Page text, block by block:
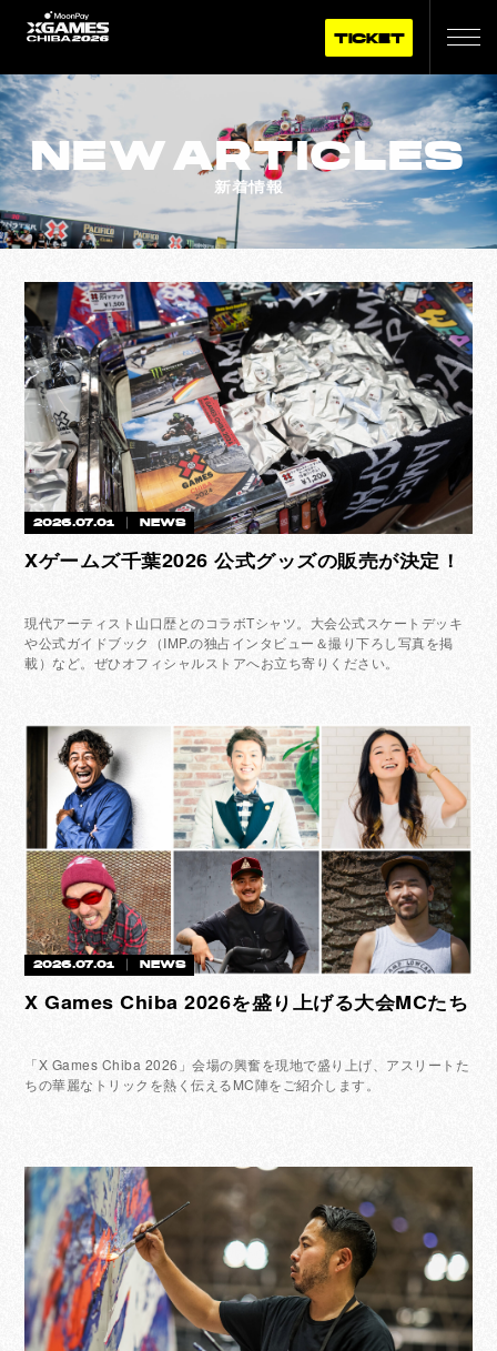
TICKET
NEWARTICLES
新着情報
2026.07.01 NEWS
Xゲームズ千葉2026 公式グッズの販売が決定！
現代アーティスト山口歴とのコラボTシャツ。大会公式スケートデッキ
や公式ガイドブック（IMP.の独占インタビュー＆撮り下ろし写真を掲
載）など。ぜひオフィシャルストアへお立ち寄りください。
2026.07.01 NEWS
X Games Chiba 2026を盛り上げる大会MCたち
「X Games Chiba 2026」会場の興奮を現地で盛り上げ、アスリートた
ちの華麗なトリックを熱く伝えるMC陣をご紹介します。